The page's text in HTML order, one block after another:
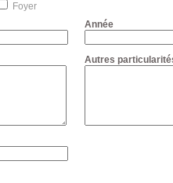
Foyer
Année
Autres